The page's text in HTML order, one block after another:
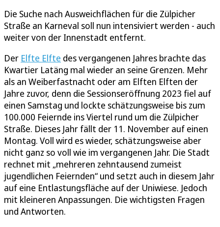
Die Suche nach Ausweichflächen für die Zülpicher
Straße an Karneval soll nun intensiviert werden - auch
weiter von der Innenstadt entfernt.
Der Elfte Elfte des vergangenen Jahres brachte das
Kwartier Latäng mal wieder an seine Grenzen. Mehr
als an Weiberfastnacht oder am Elften Elften der
Jahre zuvor, denn die Sessionseröffnung 2023 fiel auf
einen Samstag und lockte schätzungsweise bis zum
100.000 Feiernde ins Viertel rund um die Zülpicher
Straße. Dieses Jahr fällt der 11. November auf einen
Montag. Voll wird es wieder, schätzungsweise aber
nicht ganz so voll wie im vergangenen Jahr. Die Stadt
rechnet mit „mehreren zehntausend zumeist
jugendlichen Feiernden“ und setzt auch in diesem Jahr
auf eine Entlastungsfläche auf der Uniwiese. Jedoch
mit kleineren Anpassungen. Die wichtigsten Fragen
und Antworten.